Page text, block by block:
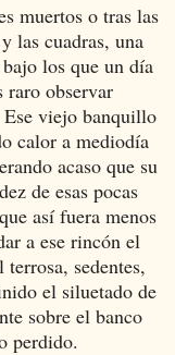
muertos o tras las
las cuadras, una
los que un día
raro observar
viejo banquillo
calor a mediodía
acaso que su
de esas pocas
así fuera menos
a ese rincón el
sedentes,
el siluetado de
sobre el banco
perdido.